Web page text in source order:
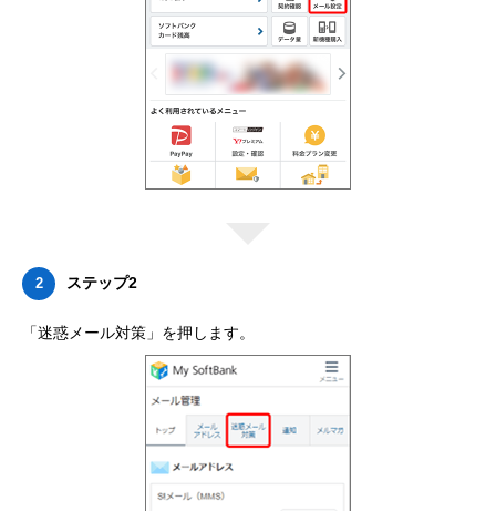
2 ステップ2
「迷惑メール対策」を押します。